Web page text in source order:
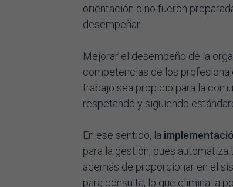
orientación o no fueron
desempeñar.
Mejorar el desempeño de la
competencias de los
trabajo sea propicio para la
respetando y siguiendo
En ese sentido, la
para la gestión, pues
además de proporcionar en el
para consulta, lo que elimina la